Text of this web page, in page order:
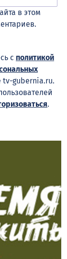
в этом
с политикой
tv-gubernia.ru.
.